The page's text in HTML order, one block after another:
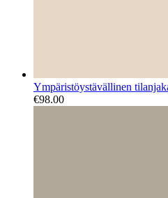
Ympäristöystävällinen
€98.00